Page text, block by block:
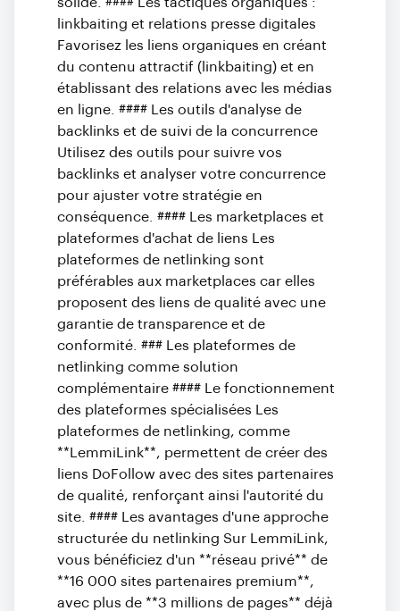
linkbaiting et relations presse digitales
Favorisez les liens organiques en créant
du contenu attractif (linkbaiting) et en
établissant des relations avec les médias
en ligne. #### Les outils d'analyse de
backlinks et de suivi de la concurrence
Utilisez des outils pour suivre vos
backlinks et analyser votre concurrence
pour ajuster votre stratégie en
conséquence. #### Les marketplaces et
plateformes d'achat de liens Les
plateformes de netlinking sont
préférables aux marketplaces car elles
proposent des liens de qualité avec une
garantie de transparence et de
conformité. ### Les plateformes de
netlinking comme solution
complémentaire #### Le fonctionnement
des plateformes spécialisées Les
plateformes de netlinking, comme
**LemmiLink**, permettent de créer des
liens DoFollow avec des sites partenaires
de qualité, renforçant ainsi l'autorité du
site. #### Les avantages d'une approche
structurée du netlinking Sur LemmiLink,
vous bénéficiez d'un **réseau privé** de
**16 000 sites partenaires premium**,
avec plus de **3 millions de pages** déjà